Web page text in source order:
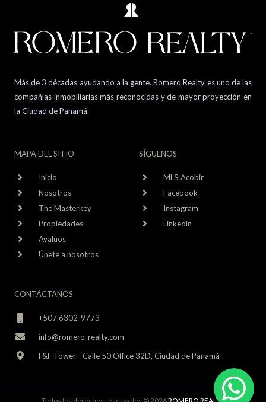
Más de 3 décadas ayudando a la gente. Romero Realty es uno de las
compañías inmobiliarias más reconocidas y de mayor proyección en
la Ciudad de Panamá.
MAPA DEL SITIO
Inicio
Nosotros
The Masterkey
Propiedades
Avalúos
Únete a nosotros
SÍGUENOS
MLS Acobir
Facebook
Instagram
Linkedin
CONTÁCTANOS
+507 6302-9773
info@romero-realty.com
F&F Tower - Calle 50 Office 32D, Ciudad de Panamá